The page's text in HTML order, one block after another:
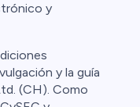
y
y la guía
(CH). Como